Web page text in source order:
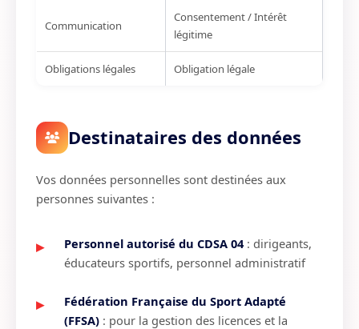
Communication
Consentement / Intérêt
légitime
Obligations légales Obligation légale
Destinataires des données
Vos données personnelles sont destinées aux
personnes suivantes :
Personnel autorisé du CDSA 04: dirigeants,
éducateurs sportifs, personnel administratif
Fédération Française du Sport Adapté
(FFSA) : pour la gestion des licences et la